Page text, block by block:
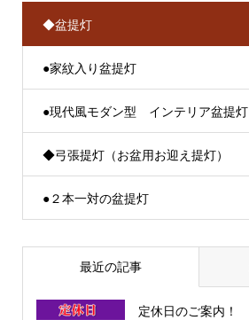
◆盆提灯
●家紋入り盆提灯
●現代風モダン型 インテリア盆提灯
◆弓張提灯（お盆用お迎え提灯）
●２本一対の盆提灯
最近の記事
定休日のご案内！